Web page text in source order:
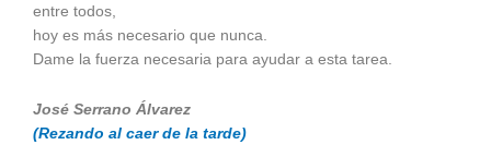
entre todos,
hoy es más necesario que nunca.
Dame la fuerza necesaria para ayudar a esta tarea.
José Serrano Álvarez
(Rezando al caer de la tarde)